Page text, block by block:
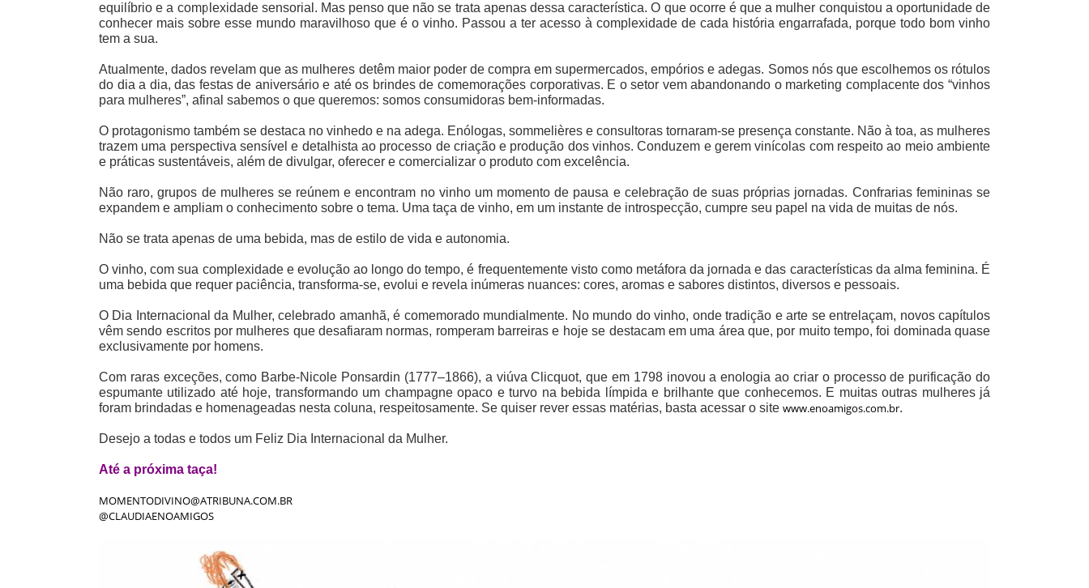
equilíbrio e a complexidade sensorial. Mas penso que não se trata apenas dessa característica. O que ocorre é que a mulher conquistou a oportunidade de
conhecer mais sobre esse mundo maravilhoso que é o vinho. Passou a ter acesso à complexidade de cada história engarrafada, porque todo bom vinho
tem a sua.
Atualmente, dados revelam que as mulheres detêm maior poder de compra em supermercados, empórios e adegas. Somos nós que escolhemos os rótulos
do dia a dia, das festas de aniversário e até os brindes de comemorações corporativas. E o setor vem abandonando o marketing complacente dos “vinhos
para mulheres”, afinal sabemos o que queremos: somos consumidoras bem-informadas.
O protagonismo também se destaca no vinhedo e na adega. Enólogas, sommelières e consultoras tornaram-se presença constante. Não à toa, as mulheres
trazem uma perspectiva sensível e detalhista ao processo de criação e produção dos vinhos. Conduzem e gerem vinícolas com respeito ao meio ambiente
e práticas sustentáveis, além de divulgar, oferecer e comercializar o produto com excelência.
Não raro, grupos de mulheres se reúnem e encontram no vinho um momento de pausa e celebração de suas próprias jornadas. Confrarias femininas se
expandem e ampliam o conhecimento sobre o tema. Uma taça de vinho, em um instante de introspecção, cumpre seu papel na vida de muitas de nós.
Não se trata apenas de uma bebida, mas de estilo de vida e autonomia.
O vinho, com sua complexidade e evolução ao longo do tempo, é frequentemente visto como metáfora da jornada e das características da alma feminina. É
uma bebida que requer paciência, transforma-se, evolui e revela inúmeras nuances: cores, aromas e sabores distintos, diversos e pessoais.
O Dia Internacional da Mulher, celebrado amanhã, é comemorado mundialmente. No mundo do vinho, onde tradição e arte se entrelaçam, novos capítulos
vêm sendo escritos por mulheres que desafiaram normas, romperam barreiras e hoje se destacam em uma área que, por muito tempo, foi dominada quase
exclusivamente por homens.
Com raras exceções, como Barbe-Nicole Ponsardin (1777–1866), a viúva Clicquot, que em 1798 inovou a enologia ao criar o processo de purificação do
espumante utilizado até hoje, transformando um champagne opaco e turvo na bebida límpida e brilhante que conhecemos. E muitas outras mulheres já
foram brindadas e homenageadas nesta coluna, respeitosamente. Se quiser rever essas matérias, basta acessar o site www.enoamigos.com.br.
Desejo a todas e todos um Feliz Dia Internacional da Mulher.
Até a próxima taça!
MOMENTODIVINO@ATRIBUNA.COM.BR
@CLAUDIAENOAMIGOS